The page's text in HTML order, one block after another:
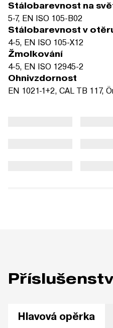
Stálobarevnost na
5-7, EN ISO 105-B02
Stálobarevnost v
4-5, EN ISO 105-X12
Žmolkování
4-5, EN ISO 12945-2
Ohnivzdornost
EN 1021-1+2, CAL TB 117,
Hlavová opěrka